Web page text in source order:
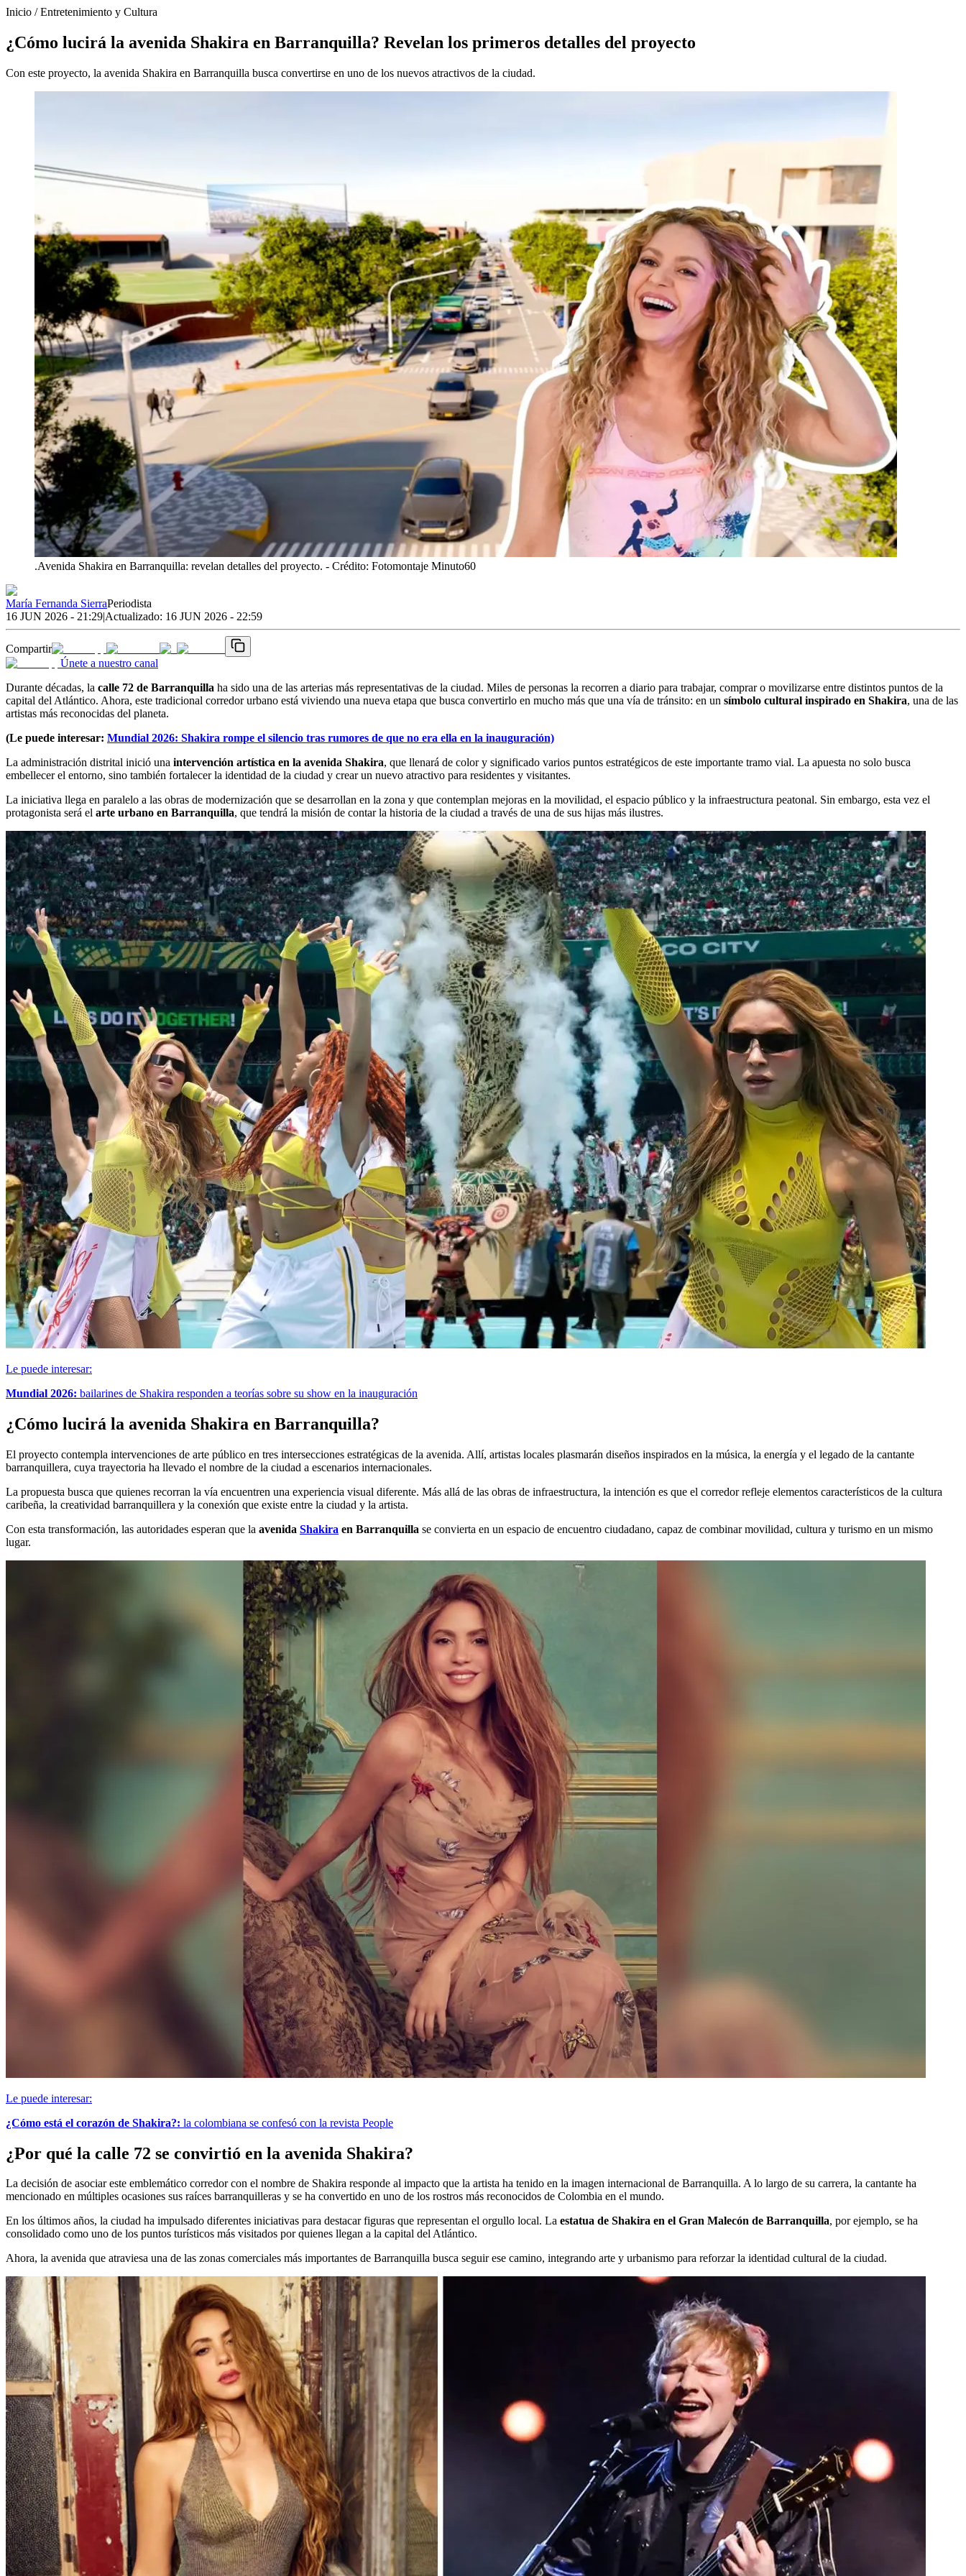
Inicio /Entretenimiento y Cultura
¿Cómo lucirá la avenida Shakira en Barranquilla? Revelan los primeros detalles del proyecto
Con este proyecto, la avenida Shakira en Barranquilla busca convertirse en uno de los nuevos atractivos de la ciudad.
.Avenida Shakira en Barranquilla: revelan detalles del proyecto. - Crédito: Fotomontaje Minuto60
María Fernanda SierraPeriodista
16 JUN 2026 - 21:29|Actualizado: 16 JUN 2026 - 22:59
Compartir
Únete a nuestro canal
Durante décadas, la calle 72 de Barranquilla ha sido una de las arterias más representativas de la ciudad. Miles de personas la recorren a diario para trabajar, comprar o movilizarse entre distintos puntos de la
capital del Atlántico. Ahora, este tradicional corredor urbano está viviendo una nueva etapa que busca convertirlo en mucho más que una vía de tránsito: en un símbolo cultural inspirado en Shakira, una de las
artistas más reconocidas del planeta.
(Le puede interesar: Mundial 2026: Shakira rompe el silencio tras rumores de que no era ella en la inauguración)
La administración distrital inició una intervención artística en la avenida Shakira, que llenará de color y significado varios puntos estratégicos de este importante tramo vial. La apuesta no solo busca
embellecer el entorno, sino también fortalecer la identidad de la ciudad y crear un nuevo atractivo para residentes y visitantes.
La iniciativa llega en paralelo a las obras de modernización que se desarrollan en la zona y que contemplan mejoras en la movilidad, el espacio público y la infraestructura peatonal. Sin embargo, esta vez el
protagonista será el arte urbano en Barranquilla, que tendrá la misión de contar la historia de la ciudad a través de una de sus hijas más ilustres.
Le puede interesar:
Mundial 2026: bailarines de Shakira responden a teorías sobre su show en la inauguración
¿Cómo lucirá la avenida Shakira en Barranquilla?
El proyecto contempla intervenciones de arte público en tres intersecciones estratégicas de la avenida. Allí, artistas locales plasmarán diseños inspirados en la música, la energía y el legado de la cantante
barranquillera, cuya trayectoria ha llevado el nombre de la ciudad a escenarios internacionales.
La propuesta busca que quienes recorran la vía encuentren una experiencia visual diferente. Más allá de las obras de infraestructura, la intención es que el corredor refleje elementos característicos de la cultura
caribeña, la creatividad barranquillera y la conexión que existe entre la ciudad y la artista.
Con esta transformación, las autoridades esperan que la avenida Shakira en Barranquilla se convierta en un espacio de encuentro ciudadano, capaz de combinar movilidad, cultura y turismo en un mismo
lugar.
Le puede interesar:
¿Cómo está el corazón de Shakira?: la colombiana se confesó con la revista People
¿Por qué la calle 72 se convirtió en la avenida Shakira?
La decisión de asociar este emblemático corredor con el nombre de Shakira responde al impacto que la artista ha tenido en la imagen internacional de Barranquilla. A lo largo de su carrera, la cantante ha
mencionado en múltiples ocasiones sus raíces barranquilleras y se ha convertido en uno de los rostros más reconocidos de Colombia en el mundo.
En los últimos años, la ciudad ha impulsado diferentes iniciativas para destacar figuras que representan el orgullo local. La estatua de Shakira en el Gran Malecón de Barranquilla, por ejemplo, se ha
consolidado como uno de los puntos turísticos más visitados por quienes llegan a la capital del Atlántico.
Ahora, la avenida que atraviesa una de las zonas comerciales más importantes de Barranquilla busca seguir ese camino, integrando arte y urbanismo para reforzar la identidad cultural de la ciudad.